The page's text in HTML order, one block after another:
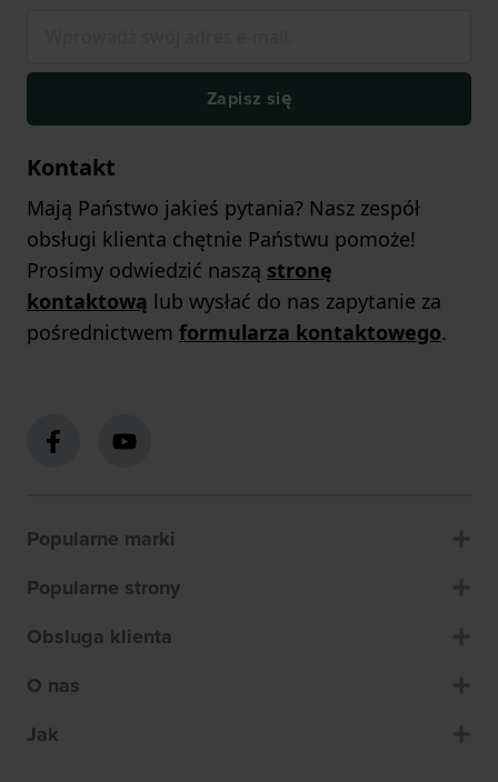
Zapisz się
Kontakt
Mają Państwo jakieś pytania? Nasz zespół
obsługi klienta chętnie Państwu pomoże!
Prosimy odwiedzić naszą stronę
kontaktową lub wysłać do nas zapytanie za
pośrednictwem formularza kontaktowego.
Popularne marki
Popularne strony
Obsluga klienta
O nas
Jak